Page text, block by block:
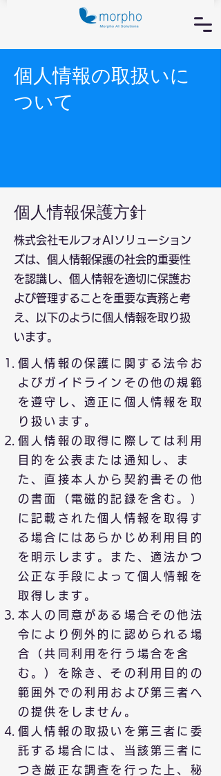
個人情報の取扱いに
ついて
個人情報保護方針
株式会社モルフォAIソリューション
ズは、個人情報保護の社会的重要性
を認識し、個人情報を適切に保護お
よび管理することを重要な責務と考
え、以下のように個人情報を取り扱
います。
個人情報の保護に関する法令お
よびガイドラインその他の規範
を遵守し、適正に個人情報を取
り扱います。
個人情報の取得に際しては利用
目的を公表または通知し、ま
た、直接本人から契約書その他
の書面（電磁的記録を含む。）
に記載された個人情報を取得す
る場合にはあらかじめ利用目的
を明示します。また、適法かつ
公正な手段によって個人情報を
取得します。
本人の同意がある場合その他法
令により例外的に認められる場
合（共同利用を行う場合を含
む。）を除き、その利用目的の
範囲外での利用および第三者へ
の提供をしません。
個人情報の取扱いを第三者に委
託する場合には、当該第三者に
つき厳正な調査を行った上、秘